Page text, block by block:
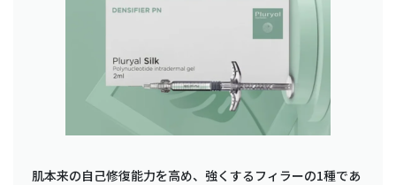
肌本来の自己修復能力を高め、強くするフィラーの1種であ